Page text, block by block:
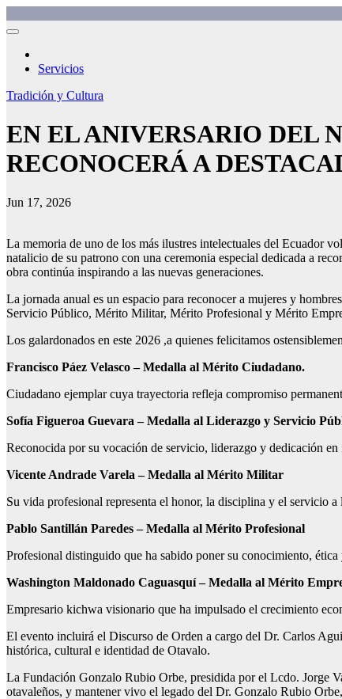
al
Servicios
Tradición y Cultura
EN EL ANIVERSARIO DEL
RECONOCERÁ A
Jun 17, 2026
La memoria de uno de los más ilustres intelectuales del Ecuador
natalicio de su patrono con una ceremonia especial dedicada a
obra continúa inspirando a las nuevas generaciones.
La jornada anual es un espacio para reconocer a mujeres y
Servicio Público, Mérito Militar, Mérito Profesional y Mérito
Los galardonados en este 2026 ,a quienes felicitamos
Francisco Páez Velasco – Medalla al Mérito Ciudadano.
Ciudadano ejemplar cuya trayectoria refleja compromiso
Sofía Figueroa Guevara – Medalla al Liderazgo y Servicio
Reconocida por su vocación de servicio, liderazgo y dedicación
Vicente Andrade Varela – Medalla al Mérito Militar
Su vida profesional representa el honor, la disciplina y el servicio
Pablo Santillán Paredes – Medalla al Mérito Profesional
Profesional distinguido que ha sabido poner su conocimiento,
Washington Maldonado Caguasquí – Medalla al Mérito
Empresario kichwa visionario que ha impulsado el crecimiento
El evento incluirá el Discurso de Orden a cargo del Dr. Carlos
histórica, cultural e identidad de Otavalo.
La Fundación Gonzalo Rubio Orbe, presidida por el Lcdo. Jorge
otavaleños, y mantener vivo el legado del Dr. Gonzalo Rubio